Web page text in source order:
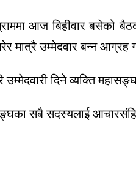
आज बिहीवार बसेको
मात्रै उम्मेदवार बन्न आग्रह
दिने व्यक्ति
सबै सदस्यलाई